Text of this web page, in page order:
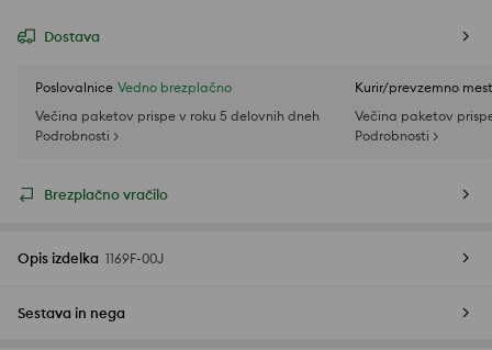
Dostava
Poslovalnice Vedno brezplačno
Večina paketov prispe v roku 5 delovnih dneh
Podrobnosti >
Kurir/prevzemno
Večina paketov
Podrobnosti >
Brezplačno vračilo
Opis izdelka 1169F-00J
Sestava in nega